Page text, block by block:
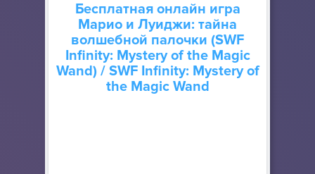
Бесплатная онлайн игра
Марио и Луиджи: тайна
волшебной палочки (SWF
Infinity: Mystery of the Magic
Wand) / SWF Infinity: Mystery of
the Magic Wand